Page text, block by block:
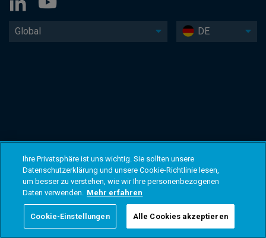
Global DE
Ihre Privatsphäre ist uns wichtig. Sie sollten unsere
Datenschutzerklärung und unsere Cookie-Richtlinie lesen,
um besser zu verstehen, wie wir Ihre personenbezogenen
Daten verwenden. Mehr erfahren
Cookie-Einstellungen Alle Cookies akzeptieren